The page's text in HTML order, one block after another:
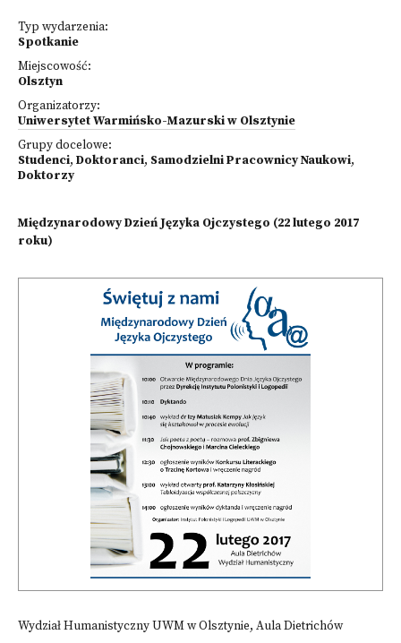
Typ wydarzenia:
Spotkanie
Miejscowość:
Olsztyn
Organizatorzy:
Uniwersytet Warmińsko-Mazurski w Olsztynie
Grupy docelowe:
Studenci, Doktoranci, Samodzielni Pracownicy Naukowi,
Doktorzy
Międzynarodowy Dzień Języka Ojczystego (22 lutego 2017
roku)
Wydział Humanistyczny UWM w Olsztynie, Aula Dietrichów